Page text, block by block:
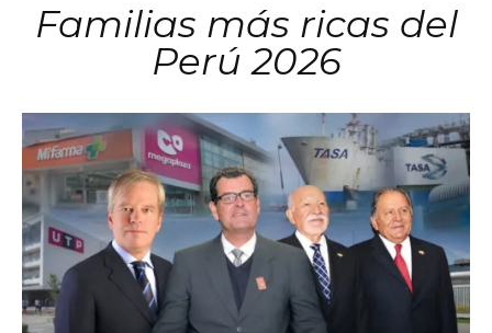
Familias más ricas del
Perú 2026